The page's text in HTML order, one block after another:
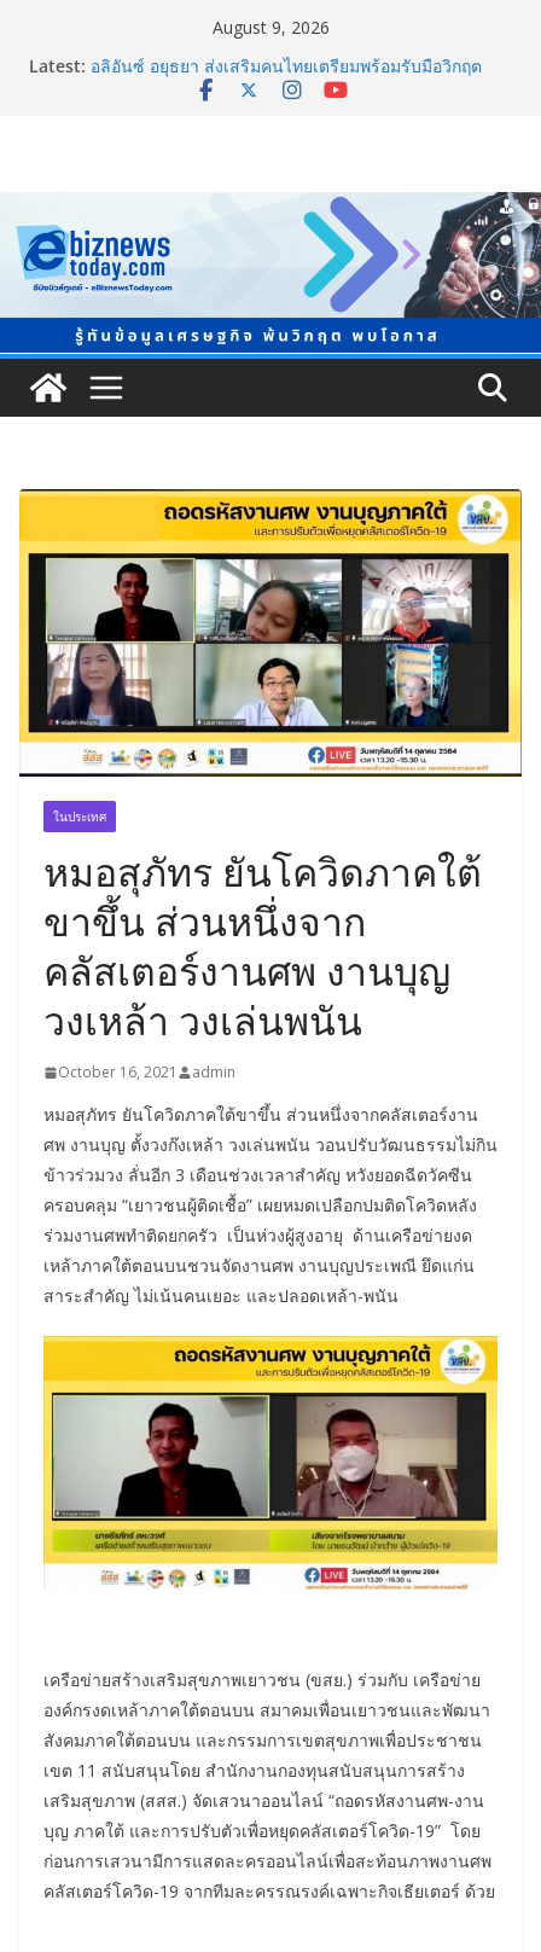
August 9, 2026
Latest: อลิอันซ์ อยุธยา ส่งเสริมคนไทยเตรียมพร้อมรับมือวิกฤต
เปิดพื้นที่ “Level Up the Care by Allianz Ayudhya
พันธมิตร ปั้นผู้ประกอบการไทยสู่ตลาดโลก คาดเงินสะพัด
LORDNINE จัดศึกคนดังสายเกม ไทย ปะทะ ฟิลิปปินส์ ใน
“Rise of the Tenth Lord” เปิดสงครามกิลด์ข้ามประเทศ
ฉลองเซิร์ฟเวอร์ใหม่ เฮเลนา
แพทย์เผย โรคไม่ติดต่อเรื้อรัง NCDs คร่าชีวิตคนไทยก่อน
วัยอันควร ทำสูญเสียทางเศรษฐกิจมหาศาล 1.6 ล้านล้าน
บาทต่อปี
ภาครัฐ-เอกชนจับมือสัมมนาใหญ่ ยกระดับอุตสาหกรรมเซ
รามิกไทยสู่สากล พร้อมชวนผู้ประกอบไทยร่วมงาน
ในประเทศ
หมอสุภัทร ยันโควิดภาคใต้
ขาขึ้น ส่วนหนึ่งจาก
คลัสเตอร์งานศพ งานบุญ
วงเหล้า วงเล่นพนัน
October 16, 2021 admin
หมอสุภัทร ยันโควิดภาคใต้ขาขึ้น ส่วนหนึ่งจากคลัสเตอร์งาน
ศพ งานบุญ ตั้งวงก๊งเหล้า วงเล่นพนัน วอนปรับวัฒนธรรมไม่กิน
ข้าวร่วมวง ลั่นอีก 3 เดือนช่วงเวลาสำคัญ หวังยอดฉีดวัคซีน
ครอบคลุม “เยาวชนผู้ติดเชื้อ” เผยหมดเปลือกปมติดโควิดหลัง
ร่วมงานศพทำติดยกครัว เป็นห่วงผู้สูงอายุ ด้านเครือข่ายงด
เหล้าภาคใต้ตอนบนชวนจัดงานศพ งานบุญประเพณี ยึดแก่น
สาระสำคัญ ไม่เน้นคนเยอะ และปลอดเหล้า-พนัน
เครือข่ายสร้างเสริมสุขภาพเยาวชน (ขสย.) ร่วมกับ เครือข่าย
องค์กรงดเหล้าภาคใต้ตอนบน สมาคมเพื่อนเยาวชนและพัฒนา
สังคมภาคใต้ตอนบน และกรรมการเขตสุขภาพเพื่อประชาชน
เขต 11 สนับสนุนโดย สำนักงานกองทุนสนับสนุนการสร้าง
เสริมสุขภาพ (สสส.) จัดเสวนาออนไลน์ “ถอดรหัสงานศพ-งาน
บุญ ภาคใต้ และการปรับตัวเพื่อหยุดคลัสเตอร์โควิด-19” โดย
ก่อนการเสวนามีการแสดละครออนไลน์เพื่อสะท้อนภาพงานศพ
คลัสเตอร์โควิด-19 จากทีมละครรณรงค์เฉพาะกิจเธียเตอร์ ด้วย